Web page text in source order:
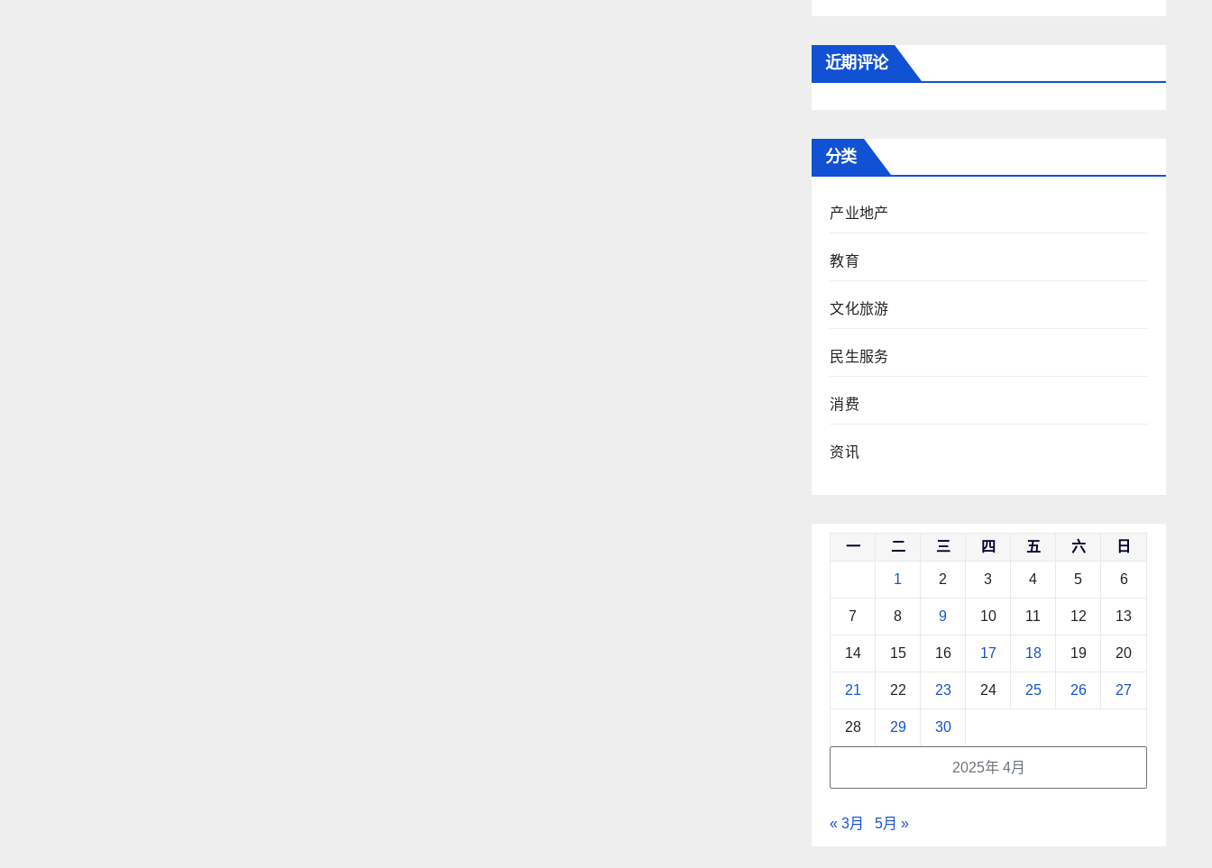
近期评论
分类
产业地产
教育
文化旅游
民生服务
消费
资讯
2025年 4月
一 二 三 四 五 六 日
1 2 3 4 5 6
7 8 9 10 11 12 13
14 15 16 17 18 19 20
21 22 23 24 25 26 27
28 29 30
« 3月 5月 »